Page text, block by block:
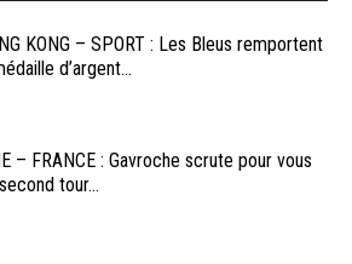
KONG – SPORT : Les Bleus remportent
d’argent...
– FRANCE : Gavroche scrute pour vous
tour...